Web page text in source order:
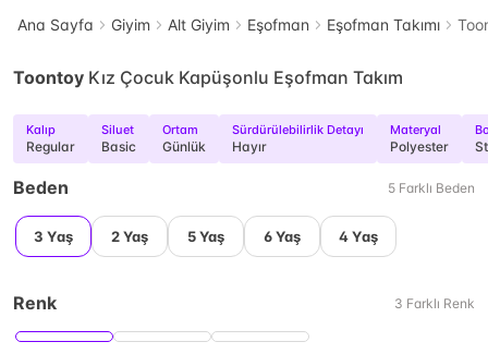
Ana Sayfa Giyim Alt Giyim Eşofman Eşofman Takımı
Toontoy Kız Çocuk Kapüşonlu Eşofman Takım
Kalıp
Regular
Siluet
Basic
Ortam
Günlük
Sürdürülebilirlik Detayı
Hayır
Materyal
Polyester
Beden 5 Farklı Beden
3 Yaş 2 Yaş 5 Yaş 6 Yaş 4 Yaş
Renk 3 Farklı Renk